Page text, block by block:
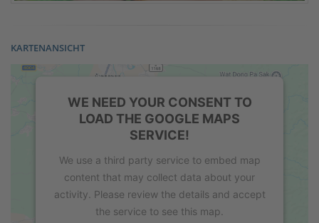
KARTENANSICHT
WE NEED YOUR CONSENT TO
LOAD THE GOOGLE MAPS
SERVICE!
We use a third party service to embed map
content that may collect data about your
activity. Please review the details and accept
the service to see this map.